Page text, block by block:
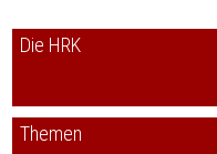
Die HRK
Themen